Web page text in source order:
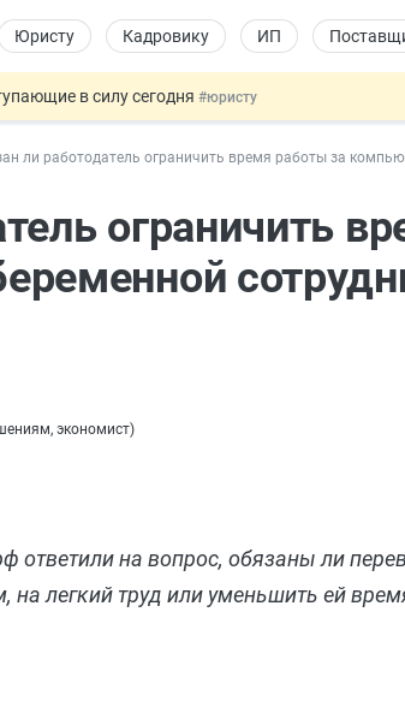
Юристу Кадровику ИП
в силу сегодня #юристу
в ТК РФ #кадровику
трудовых и ГПХ-отношений #кадровику
ли работодатель ограничить время работы за
ограничить
экономист)
ответили на вопрос, обязаны ли
легкий труд или уменьшить ей